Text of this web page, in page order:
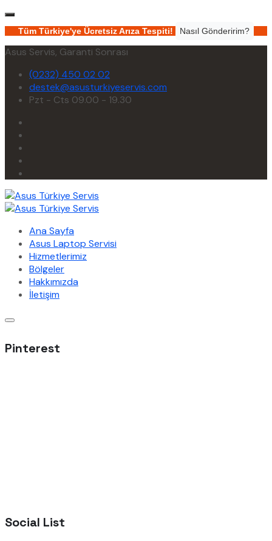
Tüm Türkiye'ye Ücretsiz Arıza Tespiti! Nasıl Gönderirim?
Asus Servis, Garanti Sonrası
(0232) 450 02 02
destek@asusturkiyeservis.com
Pzt - Cts 09.00 - 19.30
Ana Sayfa
Asus Laptop Servisi
Hizmetlerimiz
Bölgeler
Hakkımızda
İletişim
Pinterest
Social List